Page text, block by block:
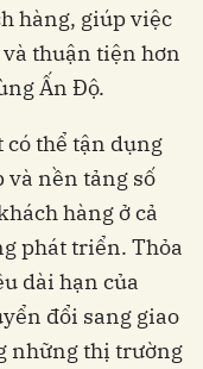
hàng, giúp việc
thuận tiện hơn
Ấn Độ.
có thể tận dụng
nền tảng số
hàng ở cả
phát triển. Thỏa
dài hạn của
đổi sang giao
những thị trường